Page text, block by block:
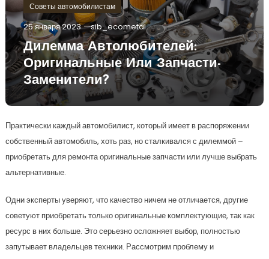
Советы автомобилистам
25 января 2023 sib_ecometal
Дилемма Автолюбителей:
Оригинальные Или Запчасти-
Заменители?
Практически каждый автомобилист, который имеет в распоряжении
собственный автомобиль, хоть раз, но сталкивался с дилеммой –
приобретать для ремонта оригинальные запчасти или лучше выбрать
альтернативные.
Одни эксперты уверяют, что качество ничем не отличается, другие
советуют приобретать только оригинальные комплектующие, так как
ресурс в них больше. Это серьезно осложняет выбор, полностью
запутывает владельцев техники. Рассмотрим проблему и